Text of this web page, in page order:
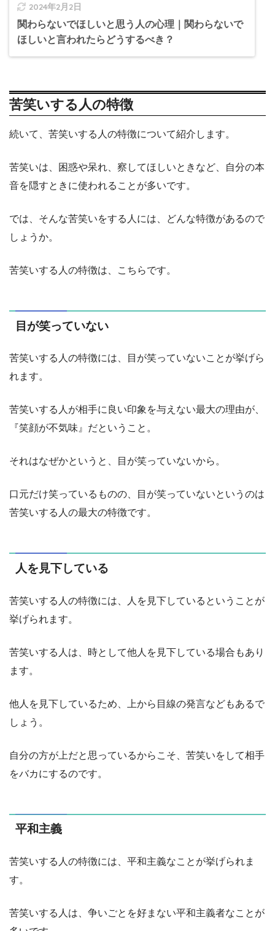
2024年2月2日
関わらないでほしいと思う人の心理｜関わらないで
ほしいと言われたらどうするべき？
苦笑いする人の特徴
続いて、苦笑いする人の特徴について紹介します。
苦笑いは、困惑や呆れ、察してほしいときなど、自分の本
音を隠すときに使われることが多いです。
では、そんな苦笑いをする人には、どんな特徴があるので
しょうか。
苦笑いする人の特徴は、こちらです。
目が笑っていない
苦笑いする人の特徴には、目が笑っていないことが挙げら
れます。
苦笑いする人が相手に良い印象を与えない最大の理由が、
『笑顔が不気味』だということ。
それはなぜかというと、目が笑っていないから。
口元だけ笑っているものの、目が笑っていないというのは
苦笑いする人の最大の特徴です。
人を見下している
苦笑いする人の特徴には、人を見下しているということが
挙げられます。
苦笑いする人は、時として他人を見下している場合もあり
ます。
他人を見下しているため、上から目線の発言などもあるで
しょう。
自分の方が上だと思っているからこそ、苦笑いをして相手
をバカにするのです。
平和主義
苦笑いする人の特徴には、平和主義なことが挙げられま
す。
苦笑いする人は、争いごとを好まない平和主義者なことが